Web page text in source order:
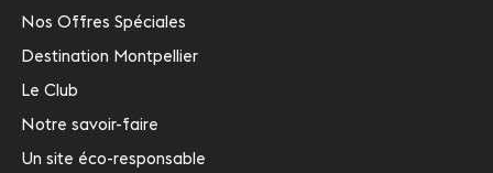
Nos Offres Spéciales
Destination Montpellier
Le Club
Notre savoir-faire
Un site éco-responsable